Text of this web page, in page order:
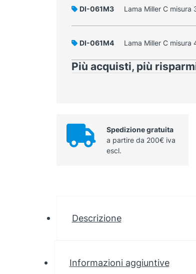
DI-061M3 Lama Miller C misura
DI-061M4 Lama Miller C misura
Più acquisti, più
Spedizione gratuita
a partire da 200€ iva
escl.
Descrizione
Informazioni aggiuntive